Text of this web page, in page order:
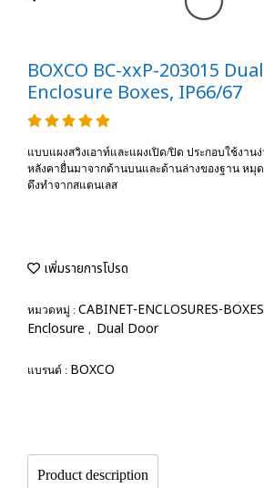
BOXCO BC-xxP-203015
Enclosure Boxes, IP66/67
แบบแผงสวิงเอาท์และแผงเปิด/ปิด ประกอบใช้งาน
หลังคายื่นมาจากด้านบนและด้านล่างของฐาน หมุ
ดึงทำจากสแตนเลส
เพิ่มรายการโปรด
หมวดหมู่ : CABINET-ENCLOSURES-BOXES
Enclosure , Dual Door
แบรนด์ : BOXCO
Product description